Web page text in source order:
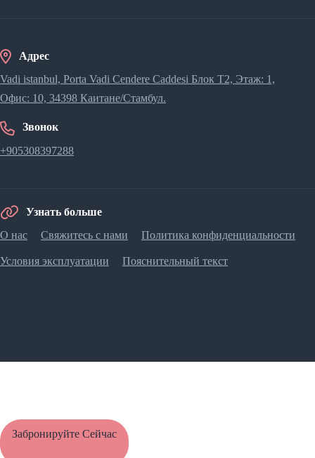
Адрес
Vadi istanbul, Porta Vadi Cendere Caddesi​ Блок T2, Этаж: 1,
Офис: 10, 34398 Каитане/Стамбул.
Звонок
+905308397288
Узнать больше
О нас
Свяжитесь с нами Политика конфиденциальности
Условия эксплуатации Пояснительный текст
Забронируйте Сейчас